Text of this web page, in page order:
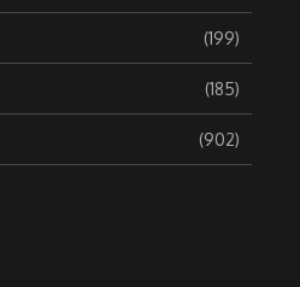
(199)
(185)
(902)